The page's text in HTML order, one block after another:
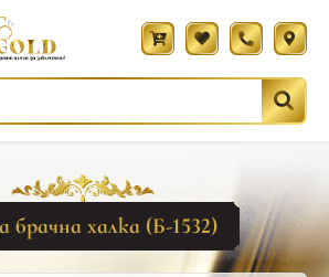
брачна халка (Б-1532)